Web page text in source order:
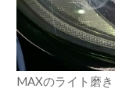
MAXのライト磨き